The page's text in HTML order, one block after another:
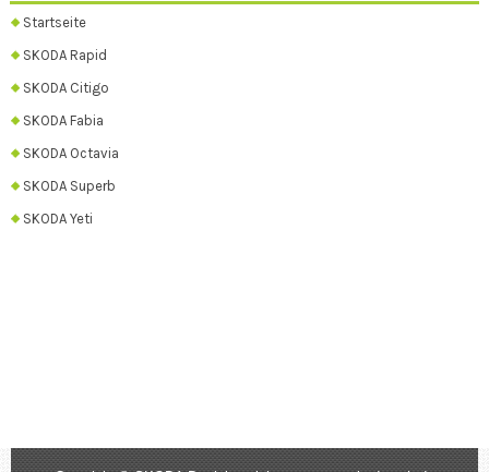
Startseite
SKODA Rapid
SKODA Citigo
SKODA Fabia
SKODA Octavia
SKODA Superb
SKODA Yeti